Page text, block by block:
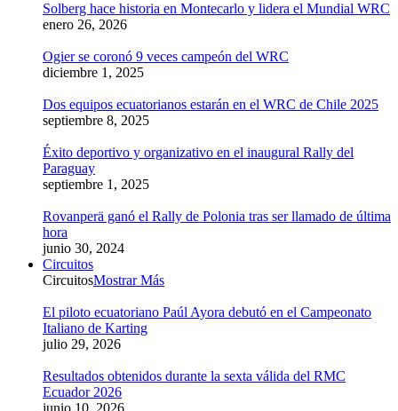
Solberg hace historia en Montecarlo y lidera el Mundial WRC
enero 26, 2026
Ogier se coronó 9 veces campeón del WRC
diciembre 1, 2025
Dos equipos ecuatorianos estarán en el WRC de Chile 2025
septiembre 8, 2025
Éxito deportivo y organizativo en el inaugural Rally del
Paraguay
septiembre 1, 2025
Rovanperä ganó el Rally de Polonia tras ser llamado de última
hora
junio 30, 2024
Circuitos
CircuitosMostrar Más
El piloto ecuatoriano Paúl Ayora debutó en el Campeonato
Italiano de Karting
julio 29, 2026
Resultados obtenidos durante la sexta válida del RMC
Ecuador 2026
junio 10, 2026